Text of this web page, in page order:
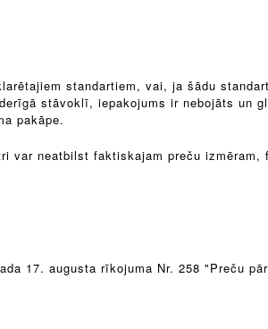
standartiem, vai, ja šādu
stāvoklī, iepakojums ir nebojāts un
pakāpe.
var neatbilst faktiskajam preču izmēram,
17. augusta rīkojuma Nr. 258 "Preču